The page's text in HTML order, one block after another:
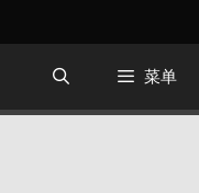
菜单